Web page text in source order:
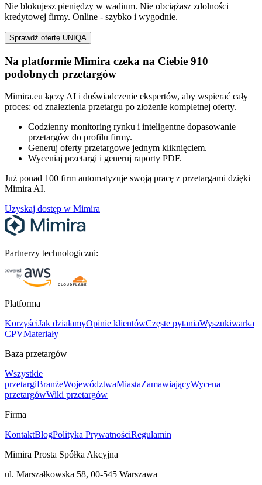
Nie blokujesz pieniędzy w wadium. Nie obciążasz zdolności
kredytowej firmy. Online - szybko i wygodnie.
Sprawdź ofertę UNIQA
Na platformie Mimira czeka na Ciebie 910
podobnych przetargów
Mimira.eu łączy AI i doświadczenie ekspertów, aby wspierać cały
proces: od znalezienia przetargu po złożenie kompletnej oferty.
Codzienny monitoring rynku i inteligentne dopasowanie
przetargów do profilu firmy.
Generuj oferty przetargowe jednym kliknięciem.
Wyceniaj przetargi i generuj raporty PDF.
Już ponad 100 firm automatyzuje swoją pracę z przetargami dzięki
Mimira AI.
Uzyskaj dostęp w Mimira
Partnerzy technologiczni:
Platforma
KorzyściJak działamyOpinie klientówCzęste pytaniaWyszukiwarka
CPVMateriały
Baza przetargów
Wszystkie
przetargiBranżeWojewództwaMiastaZamawiającyWycena
przetargówWiki przetargów
Firma
KontaktBlogPolityka PrywatnościRegulamin
Mimira Prosta Spółka Akcyjna
ul. Marszałkowska 58, 00-545 Warszawa